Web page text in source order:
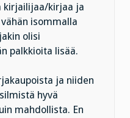
kirjailijaa/kirjaa ja
isommalla
olisi
palkkioita lisää.
ja niiden
hyvä
mahdollista. En